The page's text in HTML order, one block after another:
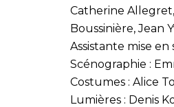
Catherine
Boussinière, Jean
Assistante mise
Scénographie :
Costumes : Alice
Lumières : Denis